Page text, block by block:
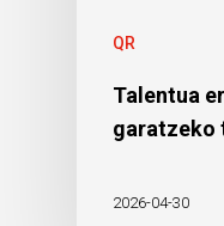
QR
Talentua
garatzeko
2026-04-30